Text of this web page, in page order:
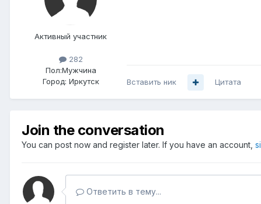
Активный участник
282
Пол:Мужчина
Город: Иркутск Вставить ник Цитата
Join the conversation
You can post now and register later. If you have an account,
Ответить в тему...